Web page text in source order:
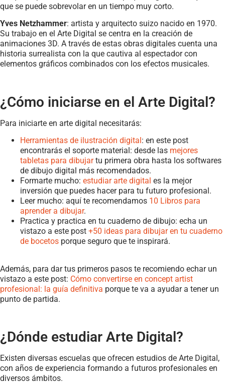
que se puede sobrevolar en un tiempo muy corto.
Yves Netzhammer: artista y arquitecto suizo nacido en 1970.
Su trabajo en el Arte Digital se centra en la creación de
animaciones 3D. A través de estas obras digitales cuenta una
historia surrealista con la que cautiva al espectador con
elementos gráficos combinados con los efectos musicales.
¿Cómo iniciarse en el Arte Digital?
Para iniciarte en arte digital necesitarás:
Herramientas de ilustración digital: en este post
encontrarás el soporte material: desde las mejores
tabletas para dibujartu primera obra hasta los softwares
de dibujo digital más recomendados.
Formarte mucho: estudiar arte digital es la mejor
inversión que puedes hacer para tu futuro profesional.
Leer mucho: aquí te recomendamos 10 Libros para
aprender a dibujar.
Practica y practica en tu cuaderno de dibujo: echa un
vistazo a este post +50 ideas para dibujar en tu cuaderno
de bocetos porque seguro que te inspirará.
Además, para dar tus primeros pasos te recomiendo echar un
vistazo a este post: Cómo convertirse en concept artist
profesional: la guía definitiva porque te va a ayudar a tener un
punto de partida.
¿Dónde estudiar Arte Digital?
Existen diversas escuelas que ofrecen estudios de Arte Digital,
con años de experiencia formando a futuros profesionales en
diversos ámbitos.